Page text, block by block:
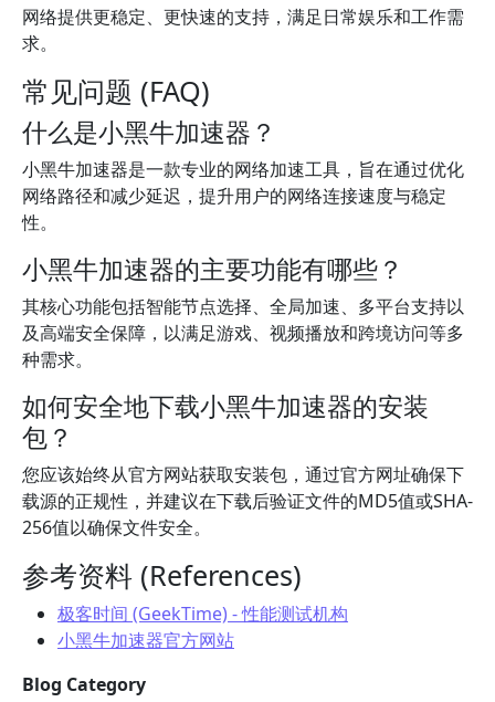
网络提供更稳定、更快速的支持，满足日常娱乐和工作需
求。
常见问题 (FAQ)
什么是小黑牛加速器？
小黑牛加速器是一款专业的网络加速工具，旨在通过优化
网络路径和减少延迟，提升用户的网络连接速度与稳定
性。
小黑牛加速器的主要功能有哪些？
其核心功能包括智能节点选择、全局加速、多平台支持以
及高端安全保障，以满足游戏、视频播放和跨境访问等多
种需求。
如何安全地下载小黑牛加速器的安装
包？
您应该始终从官方网站获取安装包，通过官方网址确保下
载源的正规性，并建议在下载后验证文件的MD5值或SHA-
256值以确保文件安全。
参考资料 (References)
极客时间 (GeekTime) - 性能测试机构
小黑牛加速器官方网站
Blog Category